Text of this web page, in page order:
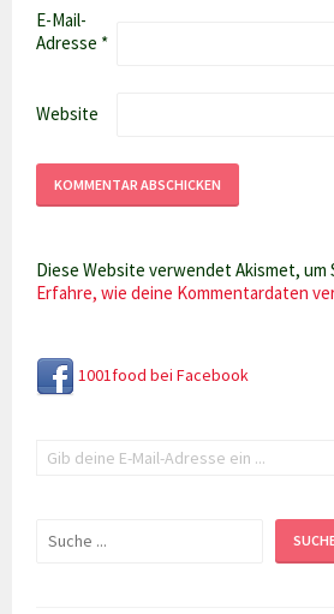
E-Mail-
Adresse *
Website
Diese Website verwendet Akismet, um
Erfahre, wie deine Kommentardaten
1001food bei Facebook
Suchen